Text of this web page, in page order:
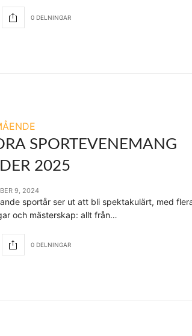
0 DELNINGAR
SPORTEVENEMANG
2025
9, 2024
sportår ser ut att bli spektakulärt, med
och mästerskap: allt från…
0 DELNINGAR